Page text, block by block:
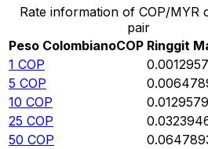
Rate information of COP/MYR
pair
Peso ColombianoCOP Ringgit
1 COP
5 COP
10 COP 0.0129579
25 COP
50 COP